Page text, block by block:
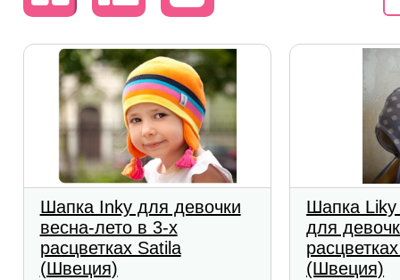
Шапка Inky для девочки
весна-лето в 3-х
расцветках Satila
(Швеция)
Шапка Liky
для
(Швеция)